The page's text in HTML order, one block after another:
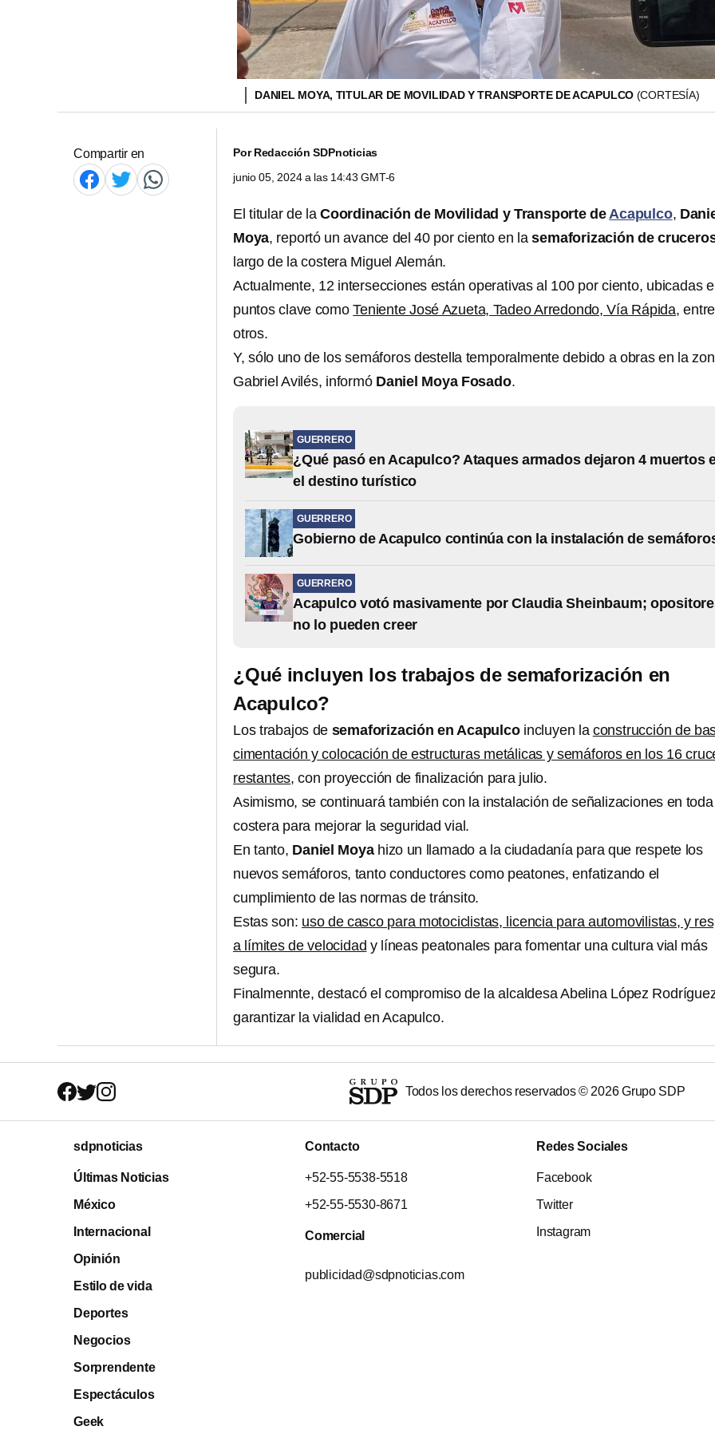
DANIEL MOYA, TITULAR DE MOVILIDAD Y TRANSPORTE DE ACAPULCO (CORTESÍA)
Compartir en PorRedacción SDPnoticias
junio 05, 2024 a las 14:43 GMT-6
El titular de la Coordinación de Movilidad y Transporte deAcapulco,
Moya, reportó un avance del 40 por ciento en lasemaforización de
largo de la costera Miguel Alemán.
Actualmente, 12 intersecciones están operativas al 100 por ciento, ubicadas
puntos clave comoTeniente José Azueta, Tadeo Arredondo, Vía Rápida, entre
otros.
Y, sólo uno de los semáforos destella temporalmente debido a obras en la
Gabriel Avilés, informó Daniel Moya Fosado.
GUERRERO
¿Qué pasó en Acapulco? Ataques armados dejaron 4 muertos
el destino turístico
GUERRERO
Gobierno de Acapulco continúa con la instalación de
GUERRERO
Acapulco votó masivamente por Claudia Sheinbaum;
no lo pueden creer
¿Qué incluyen los trabajos de semaforización en
Acapulco?
Los trabajos de semaforización en Acapulcoincluyen la construcción de
cimentación y colocación de estructuras metálicas y semáforos en los 16
restantes, con proyección de finalización para julio.
Asimismo, se continuará también con la instalación de señalizaciones en
costera para mejorar la seguridad vial.
En tanto, Daniel Moyahizo un llamado a la ciudadanía para que respete los
nuevos semáforos, tanto conductores como peatones, enfatizando el
cumplimiento de las normas de tránsito.
Estas son: uso de casco para motociclistas, licencia para automovilistas, y
a límites de velocidad y líneas peatonales para fomentar una cultura vial más
segura.
Finalmennte, destacó el compromiso de la alcaldesa Abelina López
garantizar la vialidad en Acapulco.
Todos los derechos reservados © 2026Grupo SDP
sdpnoticias
Últimas Noticias
México
Internacional
Opinión
Estilo de vida
Deportes
Negocios
Sorprendente
Espectáculos
Geek
Contacto
+52-55-5538-5518
+52-55-5530-8671
Comercial
publicidad@sdpnoticias.com
Redes Sociales
Facebook
Twitter
Instagram